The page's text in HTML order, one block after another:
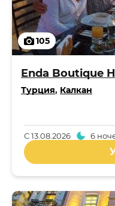
105
Enda Boutique
Турция, Калкан
С13.08.2026 6